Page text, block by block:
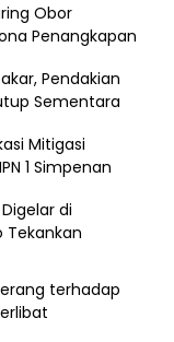
Obor
Penangkapan
Pendakian
Sementara
Mitigasi
1 Simpenan
di
Tekankan
terhadap